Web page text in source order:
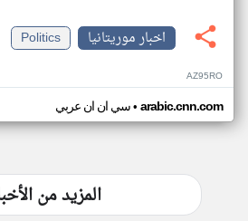
اخبار موريتانيا
Politics
AZ95RO
سي ان ان عربي• arabic.cnn.com
المزيد من